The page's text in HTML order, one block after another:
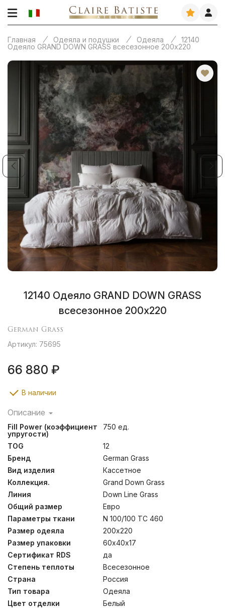
Главная Одеяла и подушки Одеяла
12140
Одеяло GRAND DOWN GRASS всесезонное 200х220
12140 Одеяло GRAND DOWN GRASS
всесезонное 200х220
German Grass
Артикул: 75695
66 880 ₽
В наличии
Описание
Легкие воздушные кассетные одеяла и мягкие уютные
подушки создают ощущение неги и комфорта во
время сна, помогают расслабиться и легко
подстраиваются под форму тела человека.
Пуходержащий тонкий батист из 100% хлопка –
гладкий и шелковистый на ощупь, прекрасно
впитывает влагу, а «дышащий» пуховый наполнитель
категории “Экстра” обеспечивает оптимальный
микроклимат постели. Стирка при температуре до
30°С.
Fill Power (коэффициент
упругости)
750 ед.
TOG
12
Бренд
German Grass
Вид изделия
Кассетное
Коллекция.
Grand Down Grass
Линия
Down Line Grass
Общий размер
Евро
Параметры ткани
N 100/100 TC 460
Размер одеяла
200х220
Размер упаковки
60х40х17
Сертификат RDS
да
Степень теплоты
Всесезонное
Страна
Россия
Тип товара
Одеяла
Цвет отделки
Белый